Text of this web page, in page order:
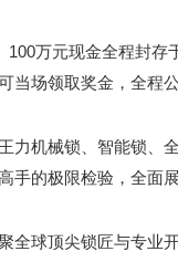
100万元现金全程封
当场领取奖金，全程
力机械锁、智能锁、
手的极限检验，全面
全球顶尖锁匠与专业